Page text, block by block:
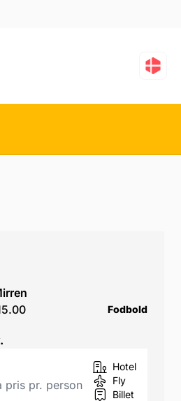
Mirren
Fodbold
pris pr. person
Hotel
Fly
Billet